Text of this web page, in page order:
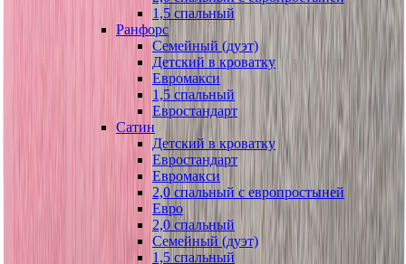
1,5 спальный
Ранфорс
Семейный (дуэт)
Детский в кроватку
Евромакси
1,5 спальный
Евростандарт
Сатин
Детский в кроватку
Евростандарт
Евромакси
2,0 спальный с европростыней
Евро
2,0 спальный
Семейный (дуэт)
1,5 спальный